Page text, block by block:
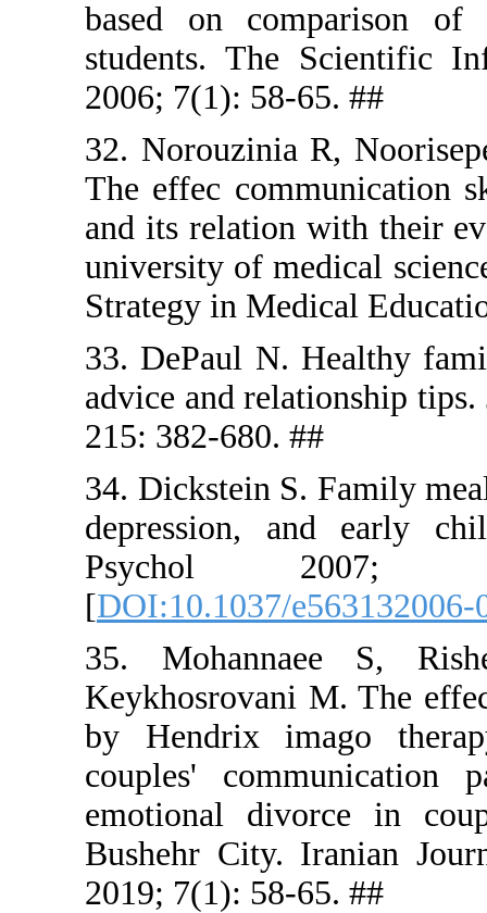
based on
students.
2006; 7(1):
32.
The effec
and its
university
Strategy in
33.
advice and
215: 382-
34.
[
35.
by
couples'
emotional
Bushehr
2019; 7(1):